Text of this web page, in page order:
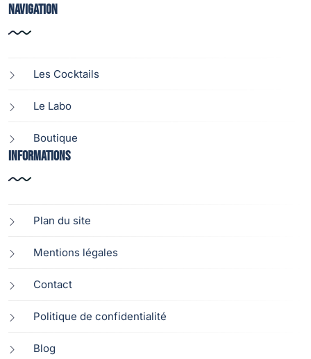
Navigation
Les Cocktails
Le Labo
Boutique
Informations
Plan du site
Mentions légales
Contact
Politique de confidentialité
Blog